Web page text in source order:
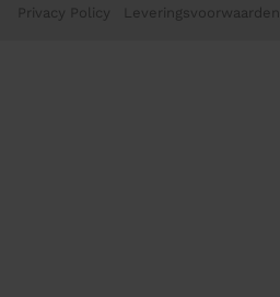
Privacy Policy Leveringsvoorwaarden